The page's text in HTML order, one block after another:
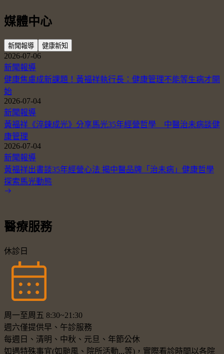
媒體中心
新聞報導 健康新知
2026-07-06
新聞報導
健康焦慮成新課題！黃福祥執行長：健康管理不能等生病才開
始
2026-07-04
新聞報導
黃福祥《淬鍊成光》分享馬光35年經營哲學 中醫治未病談健
康管理
2026-07-04
新聞報導
黃福祥出書談35年經營心法 揭中醫品牌「治未病」健康哲學
探索馬光動態
醫療服務
休診日
周一至周五 8:30~21:30
週六僅提供早、午診服務
每週日、清明、中秋、元旦、年節公休
如遇特殊事宜(如颱風、院所活動...等)，實際看診時間以各院